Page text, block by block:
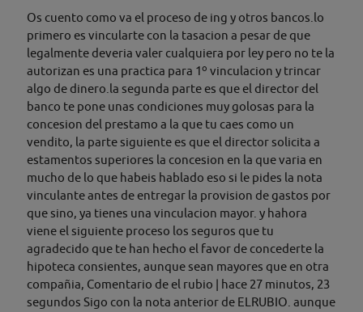
Os cuento como va el proceso de ing y otros bancos.lo
primero es vincularte con la tasacion a pesar de que
legalmente deveria valer cualquiera por ley pero no te la
autorizan es una practica para 1º vinculacion y trincar
algo de dinero.la segunda parte es que el director del
banco te pone unas condiciones muy golosas para la
concesion del prestamo a la que tu caes como un
vendito, la parte siguiente es que el director solicita a
estamentos superiores la concesion en la que varia en
mucho de lo que habeis hablado eso si le pides la nota
vinculante antes de entregar la provision de gastos por
que sino, ya tienes una vinculacion mayor. y hahora
viene el siguiente proceso los seguros que tu
agradecido que te han hecho el favor de concederte la
hipoteca consientes, aunque sean mayores que en otra
compañia, Comentario de el rubio | hace 27 minutos, 23
segundos Sigo con la nota anterior de ELRUBIO. aunque